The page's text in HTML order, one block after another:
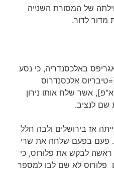
של המסורת השנייה
לדור.
באלכסנדריה, כי נסע
אלכסנדרוס
אשר שלח אותו נירון
שם לנציב.
אז בירושלים ולבה חלל
פעם בפעם שלחה את שרי
לבקש את פלורוס, כי
פלורוס לא שם לבו למספר